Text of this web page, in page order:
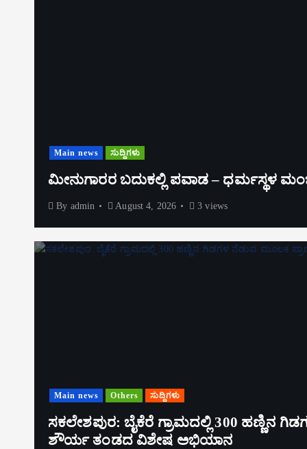
Main news ಸುದ್ದಿಗಳು
ಮೀನುಗಾರರ ಬದುಕಲ್ಲಿ ಪವಾಡ – ಧರ್ಮಸ್ಥಳ
By admin August 4, 2026 3 views
Main news Others ಸುದ್ದಿಗಳು
ಸಕಲೇಶಪುರ: ಬೈಕೆರೆ ಗ್ರಾಮದಲ್ಲಿ 300 ಹಣ್ಣಿನ
ಶೌರ್ಯ ತಂಡದ ವಿಶೇಷ ಅಭಿಯಾನ